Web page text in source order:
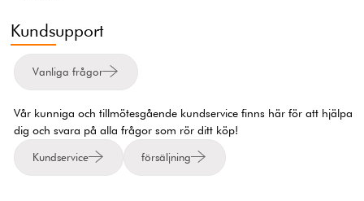
Kundsupport
Vanliga frågor
Vår kunniga och tillmötesgående kundservice finns här för att hjälpa
dig och svara på alla frågor som rör ditt köp!
Kundservice försäljning